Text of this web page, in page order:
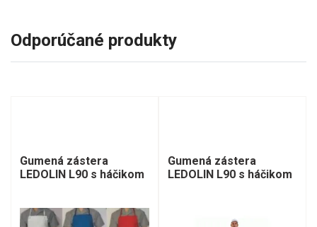
Odporúčané produkty
Gumená zástera
LEDOLIN L90 s háčikom
Gumená zástera
LEDOLIN L90 s háčikom